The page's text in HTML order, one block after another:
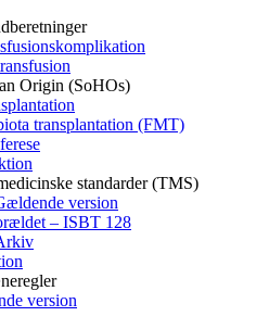
Origin (SoHOs)
transplantation (FMT)
standarder (TMS)
version
– ISBT 128
version